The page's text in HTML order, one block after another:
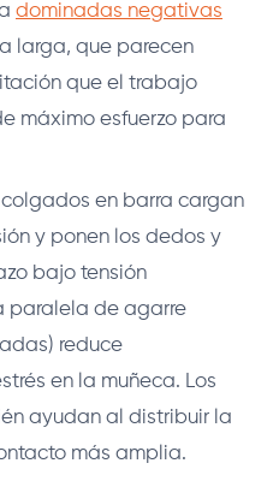
dominadas negativas
larga, que parecen
que el trabajo
máximo esfuerzo para
colgados en barra cargan
y ponen los dedos y
bajo tensión
paralela de agarre
reduce
en la muñeca. Los
ayudan al distribuir la
más amplia.